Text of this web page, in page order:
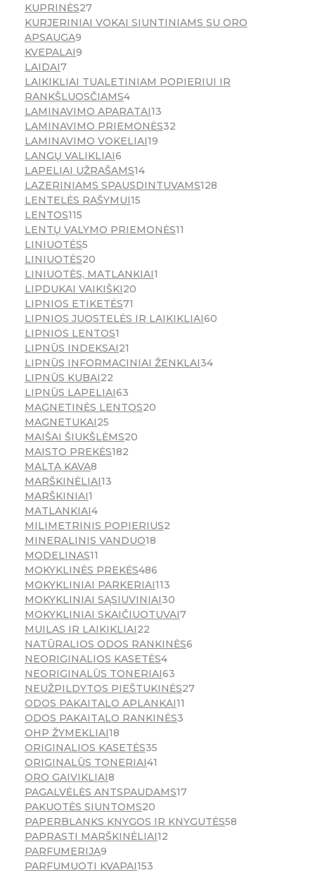
KUPRINĖS27
KURJERINIAI VOKAI SIUNTINIAMS SU ORO
APSAUGA9
KVEPALAI9
LAIDAI7
LAIKIKLIAI TUALETINIAM POPIERIUI IR
RANKŠLUOSČIAMS4
LAMINAVIMO APARATAI13
LAMINAVIMO PRIEMONĖS32
LAMINAVIMO VOKELIAI19
LANGŲ VALIKLIAI6
LAPELIAI UŽRAŠAMS14
LAZERINIAMS SPAUSDINTUVAMS128
LENTELĖS RAŠYMUI15
LENTOS115
LENTŲ VALYMO PRIEMONĖS11
LINIUOTĖS5
LINIUOTĖS20
LINIUOTĖS, MATLANKIAI1
LIPDUKAI VAIKIŠKI20
LIPNIOS ETIKETĖS71
LIPNIOS JUOSTELĖS IR LAIKIKLIAI60
LIPNIOS LENTOS1
LIPNŪS INDEKSAI21
LIPNŪS INFORMACINIAI ŽENKLAI34
LIPNŪS KUBAI22
LIPNŪS LAPELIAI63
MAGNETINĖS LENTOS20
MAGNETUKAI25
MAIŠAI ŠIUKŠLĖMS20
MAISTO PREKĖS182
MALTA KAVA8
MARŠKINĖLIAI13
MARŠKINIAI1
MATLANKIAI4
MILIMETRINIS POPIERIUS2
MINERALINIS VANDUO18
MODELINAS11
MOKYKLINĖS PREKĖS486
MOKYKLINIAI PARKERIAI113
MOKYKLINIAI SĄSIUVINIAI30
MOKYKLINIAI SKAIČIUOTUVAI7
MUILAS IR LAIKIKLIAI22
NATŪRALIOS ODOS RANKINĖS6
NEORIGINALIOS KASETĖS4
NEORIGINALŪS TONERIAI63
NEUŽPILDYTOS PIEŠTUKINĖS27
ODOS PAKAITALO APLANKAI11
ODOS PAKAITALO RANKINĖS3
OHP ŽYMEKLIAI18
ORIGINALIOS KASETĖS35
ORIGINALŪS TONERIAI41
ORO GAIVIKLIAI8
PAGALVĖLĖS ANTSPAUDAMS17
PAKUOTĖS SIUNTOMS20
PAPERBLANKS KNYGOS IR KNYGUTĖS58
PAPRASTI MARŠKINĖLIAI12
PARFUMERIJA9
PARFUMUOTI KVAPAI153